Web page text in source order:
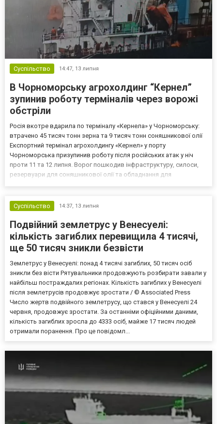
Суспільство 14:47, 13 липня
В Чорноморську агрохолдинг “Кернел”
зупинив роботу терміналів через ворожі
обстріли
Росія вкотре вдарила по терміналу «Кернела» у Чорноморську:
втрачено 45 тисяч тонн зерна та 9 тисяч тонн соняшникової олії
Експортний термінал агрохолдингу «Кернел» у порту
Чорноморська призупинив роботу після російських атак у ніч
проти 11 та 12 липня. Ворог пошкодив інфраструктуру, силоси,
резервуари для соняшникової олії та обладнання для
Суспільство
14:37, 13 липня
Подвійний землетрус у Венесуелі:
кількість загиблих перевищила 4 тисячі,
ще 50 тисяч зникли безвісти
Землетрус у Венесуелі: понад 4 тисячі загиблих, 50 тисяч осіб
зникли без вісти Рятувальники продовжують розбирати завали у
найбільш постраждалих регіонах. Кількість загиблих у Венесуелі
після землетрусів продовжує зростати / © Associated Press
Число жертв подвійного землетрусу, що стався у Венесуелі 24
червня, продовжує зростати. За останніми офіційними даними,
кількість загиблих зросла до 4333 осіб, майже 17 тисяч людей
отримали поранення. Про це повідомл...